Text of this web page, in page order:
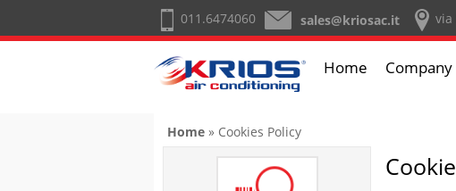
011.6474060 sales@kriosac.it via
Home Company
You are here
Home » Cookies Policy